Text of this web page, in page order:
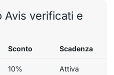
Avis verificati e
Sconto Scadenza
10% Attiva